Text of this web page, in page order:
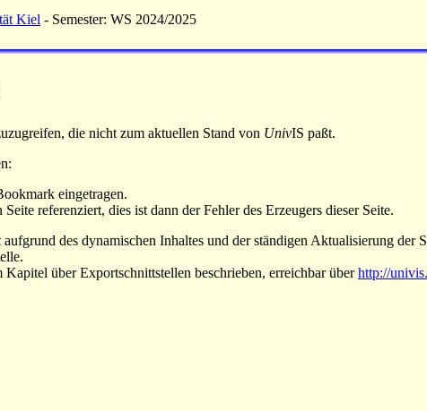
Kiel - Semester: WS 2024/2025
die nicht zum aktuellen Stand von UnivIS paßt.
eingetragen.
referenziert, dies ist dann der Fehler des Erzeugers dieser Seite.
aufgrund des dynamischen Inhaltes und der ständigen Aktualisierung
über Exportschnittstellen beschrieben, erreichbar überhttp://